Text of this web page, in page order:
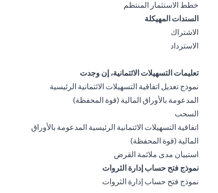
خطط الاستثمار المنتظم
السندات المهيكلة
الاشتراك
الاسترداد
تعليمات التسهيلات الائتمانية، إن وجدت
نموذج تعديل اتفاقية التسهيلات الائتمانية الرئيسية
المدعومة بالأوراق المالية (قوة المحفظة)
(opens in a new tab)
السحب
اتفاقية التسهيلات الائتمانية الرئيسية المدعومة بالأوراق
المالية (قوة المحفظة)
(opens in a new tab)
استبيان مدى ملائمة القرض
نموذج فتح حساب إدارة الثروات
نموذج فتح حساب إدارة الثروات